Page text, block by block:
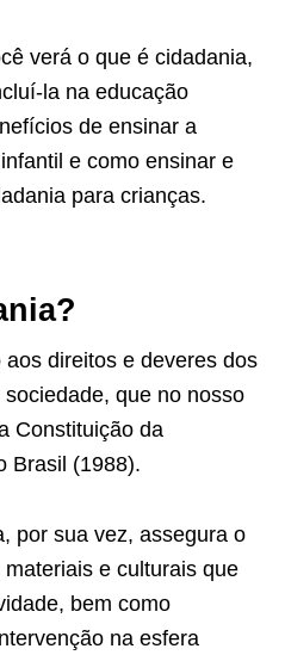
verá o que é cidadania,
la na educação
de ensinar a
e como ensinar e
para crianças.
direitos e deveres dos
que no nosso
Constituição da
Brasil (1988).
por sua vez, assegura o
e culturais que
bem como
na esfera